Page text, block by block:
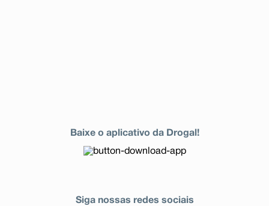
Baixe o aplicativo da Drogal!
Siga nossas redes sociais